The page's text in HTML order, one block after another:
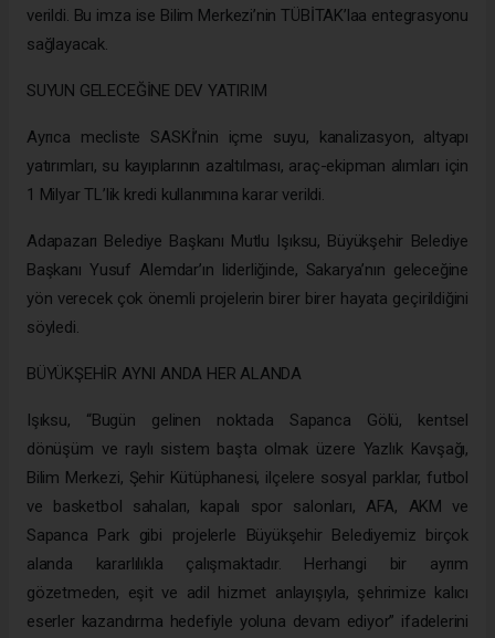
verildi. Bu imza ise Bilim Merkezi’nin TÜBİTAK’laa entegrasyonu
sağlayacak.
SUYUN GELECEĞİNE DEV YATIRIM
Ayrıca mecliste SASKİ’nin içme suyu, kanalizasyon, altyapı
yatırımları, su kayıplarının azaltılması, araç-ekipman alımları için
1 Milyar TL’lik kredi kullanımına karar verildi.
Adapazarı Belediye Başkanı Mutlu Işıksu, Büyükşehir Belediye
Başkanı Yusuf Alemdar’ın liderliğinde, Sakarya’nın geleceğine
yön verecek çok önemli projelerin birer birer hayata geçirildiğini
söyledi.
BÜYÜKŞEHİR AYNI ANDA HER ALANDA
Işıksu, “Bugün gelinen noktada Sapanca Gölü, kentsel
dönüşüm ve raylı sistem başta olmak üzere Yazlık Kavşağı,
Bilim Merkezi, Şehir Kütüphanesi, ilçelere sosyal parklar, futbol
ve basketbol sahaları, kapalı spor salonları, AFA, AKM ve
Sapanca Park gibi projelerle Büyükşehir Belediyemiz birçok
alanda kararlılıkla çalışmaktadır. Herhangi bir ayrım
gözetmeden, eşit ve adil hizmet anlayışıyla, şehrimize kalıcı
eserler kazandırma hedefiyle yoluna devam ediyor” ifadelerini